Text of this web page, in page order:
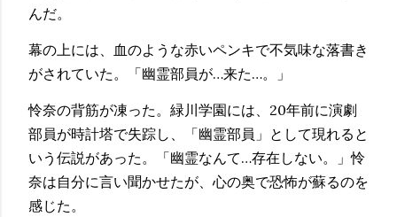
んだ。
幕の上には、血のような赤いペンキで不気味な落書き
がされていた。「幽霊部員が…来た…。」
怜奈の背筋が凍った。緑川学園には、20年前に演劇
部員が時計塔で失踪し、「幽霊部員」として現れると
いう伝説があった。「幽霊なんて…存在しない。」怜
奈は自分に言い聞かせたが、心の奥で恐怖が蘇るのを
感じた。